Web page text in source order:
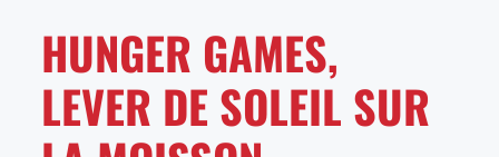
HUNGER GAMES,
LEVER DE SOLEIL SUR